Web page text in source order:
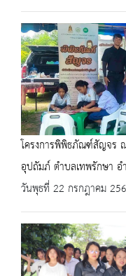
โครงการพิพิธภัณฑ์สัญจร
อุปถัมภ์ ตำบลเทพรักษา อ
วันพุธที่ 22 กรกฎาคม